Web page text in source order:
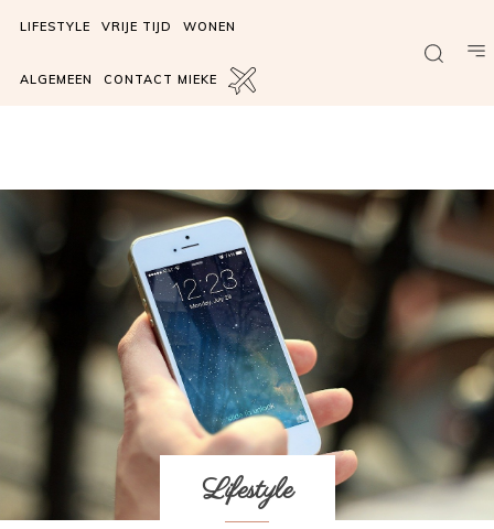
LIFESTYLE VRIJE TIJD WONEN
ALGEMEEN CONTACT MIEKE
Lifestyle